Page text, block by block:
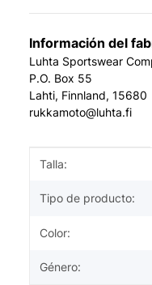
Información del
Luhta Sportswear
P.O. Box 55
Lahti, Finnland, 15680
rukkamoto@luhta.fi
Talla:
Tipo de producto:
Color:
Género: